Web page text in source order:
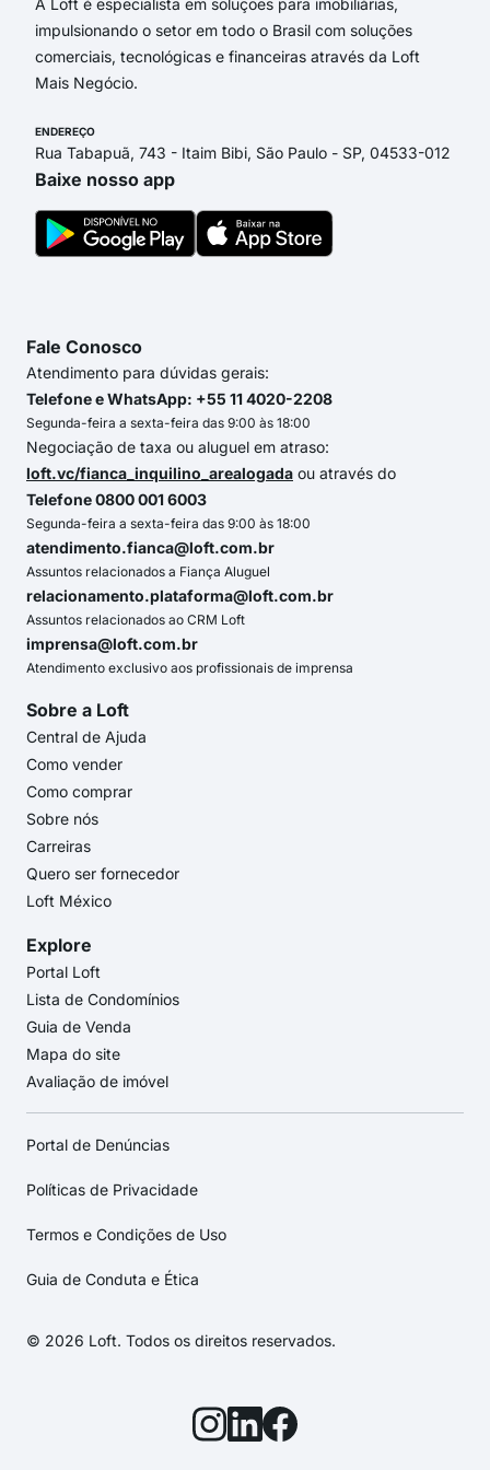
A Loft é especialista em soluções para imobiliárias,
impulsionando o setor em todo o Brasil com soluções
comerciais, tecnológicas e financeiras através da Loft
Mais Negócio.
ENDEREÇO
Rua Tabapuã, 743 - Itaim Bibi, São Paulo - SP, 04533-012
Baixe nosso app
Fale Conosco
Atendimento para dúvidas gerais:
Telefone e WhatsApp: +55 11 4020-2208
Segunda-feira a sexta-feira das 9:00 às 18:00
Negociação de taxa ou aluguel em atraso:
loft.vc/fianca_inquilino_arealogada ou através do
Telefone 0800 001 6003
Segunda-feira a sexta-feira das 9:00 às 18:00
atendimento.fianca@loft.com.br
Assuntos relacionados a Fiança Aluguel
relacionamento.plataforma@loft.com.br
Assuntos relacionados ao CRM Loft
imprensa@loft.com.br
Atendimento exclusivo aos profissionais de imprensa
Sobre a Loft
Central de Ajuda
Como vender
Como comprar
Sobre nós
Carreiras
Quero ser fornecedor
Loft México
Explore
Portal Loft
Lista de Condomínios
Guia de Venda
Mapa do site
Avaliação de imóvel
Portal de Denúncias
Políticas de Privacidade
Termos e Condições de Uso
Guia de Conduta e Ética
© 2026 Loft. Todos os direitos reservados.